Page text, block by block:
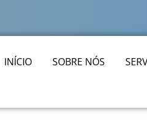
INÍCIO SOBRE NÓS